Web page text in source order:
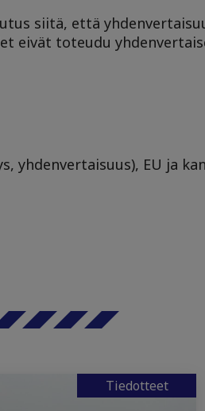
siitä, että
eivät toteudu
yhdenvertaisuus), EU ja
Tiedotteet